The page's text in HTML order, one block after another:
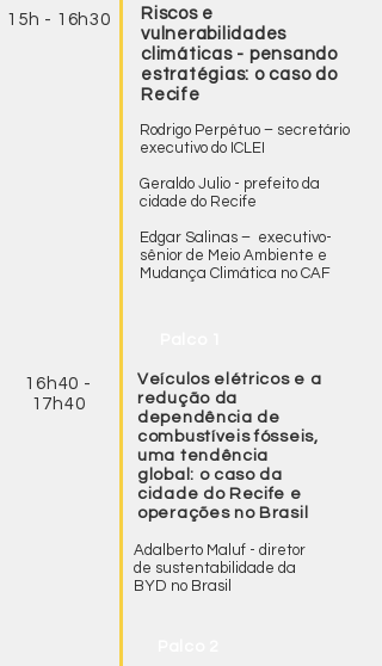
15h - 16h30
16h40 -
17h40
Riscos e
vulnerabilidades
climáticas - pensando
estratégias: o caso do
Recife
Rodrigo Perpétuo – secretário
executivo do ICLEI
Geraldo Julio - prefeito da
cidade do Recife
Edgar Salinas – executivo-
sênior de Meio Ambiente e
Mudança Climática no CAF
Veículos elétricos e a
redução da
dependência de
combustíveis fósseis,
uma tendência
global: o caso da
cidade do Recife e
operações no Brasil
Adalberto Maluf - diretor
de sustentabilidade da
BYD no Brasil